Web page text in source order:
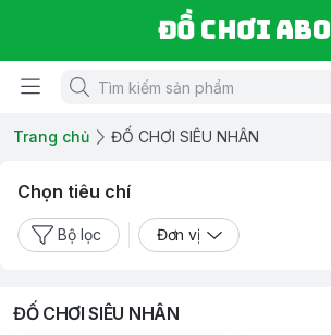
Đồ chơi ABO
Trang chủ ĐỐ CHƠI SIÊU NHÂN
Chọn tiêu chí
Bộ lọc Đơn vị
ĐỐ CHƠI SIÊU NHÂN